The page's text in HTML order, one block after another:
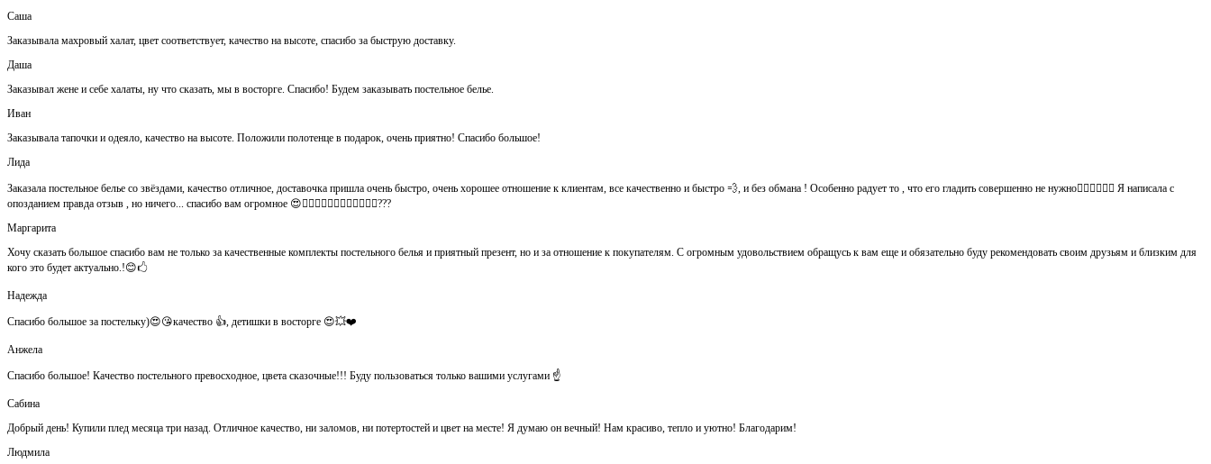
Саша
Заказывала махровый халат, цвет соответствует, качество на высоте, спасибо за быструю доставку.
Даша
Заказывал жене и себе халаты, ну что сказать, мы в восторге. Спасибо! Будем заказывать постельное белье.
Иван
Заказывала тапочки и одеяло, качество на высоте. Положили полотенце в подарок, очень приятно! Спасибо большое!
Лида
Заказала постельное белье со звёздами, качество отличное, доставочка пришла очень быстро, очень хорошее отношение к клиентам, все качественно и быстро 💨, и без обмана ! Особенно радует то , что его гладить совершенно не нужно👍🏻👍🏻🙈😄 Я написала с
опозданием правда отзыв , но ничего... спасибо вам огромное 😍👍🏻👍🏻👏🏻👌🏻👌🏻👌🏻???
Маргарита
Хочу сказать большое спасибо вам не только за качественные комплекты постельного белья и приятный презент, но и за отношение к покупателям. С огромным удовольствием обращусь к вам еще и обязательно буду рекомендовать своим друзьям и близким для
кого это будет актуально.!😊🖒
Надежда
Спасибо большое за постельку)😍😘качество 👍, детишки в восторге 😍💥❤️
Анжела
Спасибо большое! Качество постельного превосходное, цвета сказочные!!! Буду пользоваться только вашими услугами ☝️
Сабина
Добрый день! Купили плед месяца три назад. Отличное качество, ни заломов, ни потертостей и цвет на месте! Я думаю он вечный! Нам красиво, тепло и уютно! Благодарим!
Людмила